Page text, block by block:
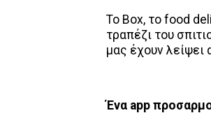
Το Box, το food
τραπέζι του
μας έχουν λείψει
Ένα app